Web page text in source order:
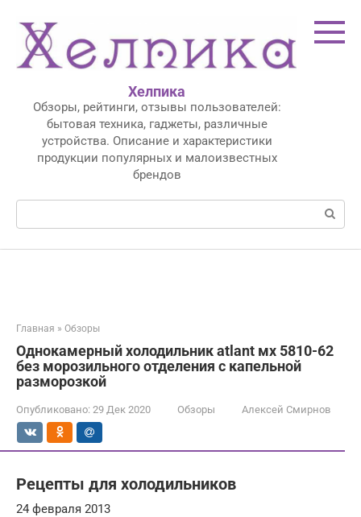
контенту
Хелпика
Обзоры, рейтинги, отзывы пользователей:
бытовая техника, гаджеты, различные
устройства. Описание и характеристики
продукции популярных и малоизвестных
брендов
Поиск:
Главная » Обзоры
Однокамерный холодильник atlant мх 5810-62
без морозильного отделения с капельной
разморозкой
Опубликовано: 29 Дек 2020 Обзоры Алексей Смирнов
Рецепты для холодильников
24 февраля 2013